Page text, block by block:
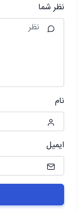
نظر شما
نام
ایمیل